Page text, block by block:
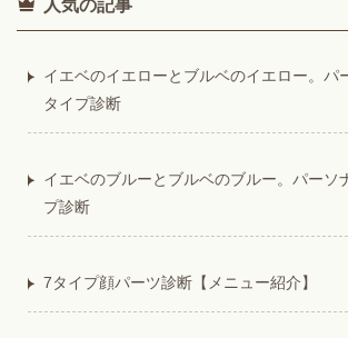
人気の記事
イエベのイエローとブルベのイエロー。パ
タイプ診断
イエベのブルーとブルベのブルー。パーソ
プ診断
7タイプ顔パーツ診断【メニュー紹介】